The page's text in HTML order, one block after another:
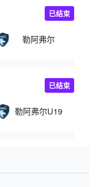
勒阿弗尔
已结束
勒阿弗尔U19
已结束